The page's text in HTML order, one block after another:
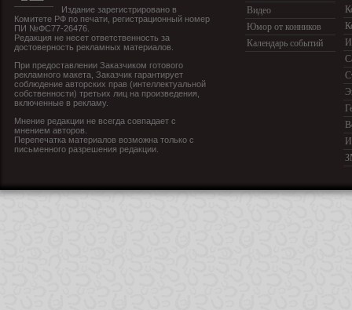
Издание зарегистрировано в
Комитете РФ по печати, регистрационный номер
ПИ №ФС77-26476.
Редакция не несет ответственность за
достоверность рекламных материалов.
При предоставлении Заказчиком готового
рекламного макета, Заказчик гарантирует
соблюдение авторских прав (интеллектуальной
собственности) третьих лиц на произведения,
включенные в рекламу.
Мнение редакции не всегда совпадает с
мнением авторов.
Перепечатка материалов возможна только с
письменного разрешения редакции.
Видео
Юмор от конников
Календарь событий